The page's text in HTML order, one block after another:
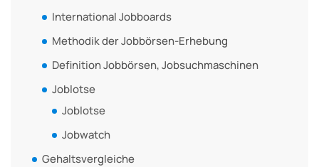
International Jobboards
Methodik der Jobbörsen-Erhebung
Definition Jobbörsen, Jobsuchmaschinen
Joblotse
Joblotse
Jobwatch
Gehaltsvergleiche